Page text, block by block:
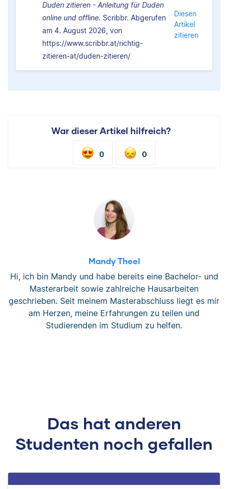
Duden zitieren - Anleitung für Duden
online und offline. Scribbr. Abgerufen
am 4. August 2026, von
https://www.scribbr.at/richtig-
zitieren-at/duden-zitieren/
Diesen
Artikel
zitieren
War dieser Artikel hilfreich?
0 0
Mandy Theel
Hi, ich bin Mandy und habe bereits eine Bachelor- und
Masterarbeit sowie zahlreiche Hausarbeiten
geschrieben. Seit meinem Masterabschluss liegt es mir
am Herzen, meine Erfahrungen zu teilen und
Studierenden im Studium zu helfen.
Das hat anderen
Studenten noch gefallen